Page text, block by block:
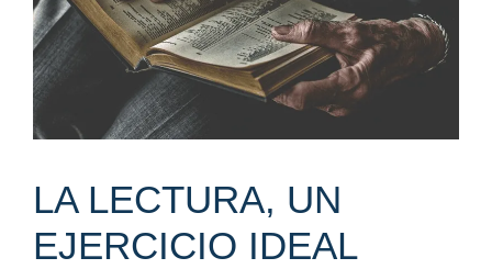
LA LECTURA, UN
EJERCICIO IDEAL